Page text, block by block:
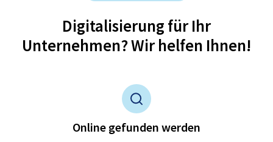
Digitalisierung für Ihr
Unternehmen? Wir helfen Ihnen!
Online gefunden werden